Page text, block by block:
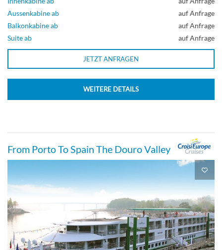
Aussenkabine ab
auf Anfrage
Balkonkabine ab
auf Anfrage
Suite ab
auf Anfrage
JETZT ANFRAGEN
WEITERE DETAILS
From Porto To Spain The Douro Valley